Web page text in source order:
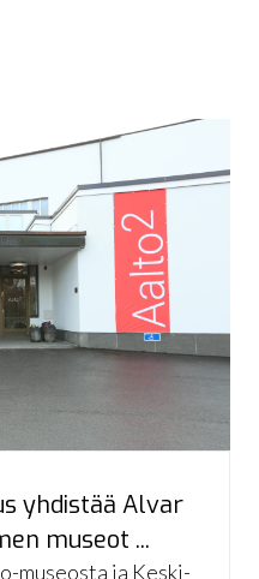
yhdistää Alvar
museot ...
museosta ja Keski-